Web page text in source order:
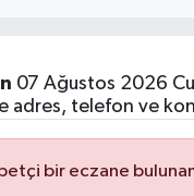
07 Ağustos 2026
adres, telefon ve
bir eczane